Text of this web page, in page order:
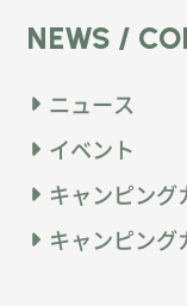
NEWS /
ニュース
イベント
キャンピング
キャンピング